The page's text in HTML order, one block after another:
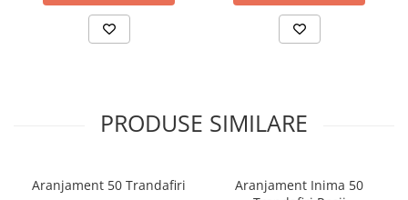
PRODUSE SIMILARE
Aranjament 50 Trandafiri
Aranjament Inima 50